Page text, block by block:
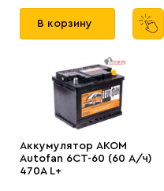
В корзину
Аккумулятор AKOM
Autofan 6СТ-60 (60 А/ч)
470А L+